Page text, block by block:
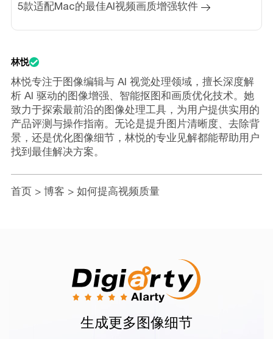
5款适配Mac的最佳AI视频画质增强软件
林悦
林悦专注于图像编辑与 AI 视觉处理领域，擅长深度解
析 AI 驱动的图像增强、智能抠图和画质优化技术。她
致力于探索最前沿的图像处理工具，为用户提供实用的
产品评测与操作指南。无论是提升图片清晰度、去除背
景，还是优化图像细节，林悦的专业见解都能帮助用户
找到最佳解决方案。
首页> 博客 > 如何提高视频质量
生成更多图像细节